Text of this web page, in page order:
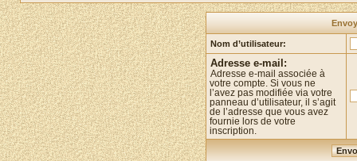
Nom d’utilisateur:
Adresse e-mail:
Adresse e-mail associée à
votre compte. Si vous ne
l’avez pas modifiée via votre
panneau d’utilisateur, il s’agit
de l’adresse que vous avez
fournie lors de votre
inscription.